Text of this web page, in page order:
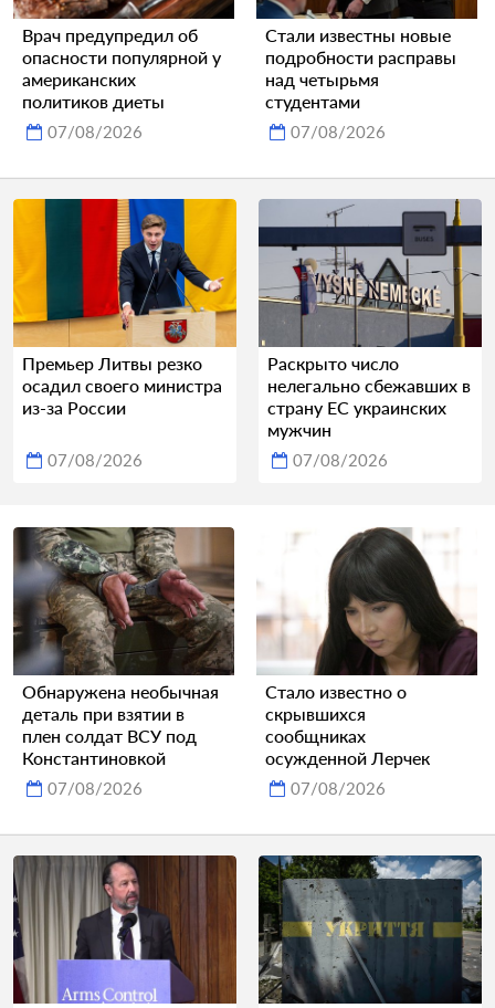
Врач предупредил об
опасности популярной у
американских
политиков диеты
07/08/2026
Стали известны новые
подробности расправы
над четырьмя
студентами
07/08/2026
Премьер Литвы резко
осадил своего министра
из-за России
07/08/2026
Раскрыто число
нелегально сбежавших в
страну ЕС украинских
мужчин
07/08/2026
Обнаружена необычная
деталь при взятии в
плен солдат ВСУ под
Константиновкой
07/08/2026
Стало известно о
скрывшихся
сообщниках
осужденной Лерчек
07/08/2026